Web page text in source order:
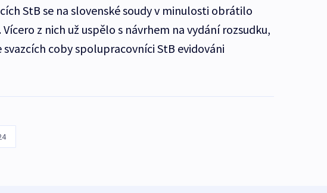
StB se na slovenské soudy v minulosti obrátilo
z nich už uspělo s návrhem na vydání rozsudku,
coby spolupracovníci StB evidováni